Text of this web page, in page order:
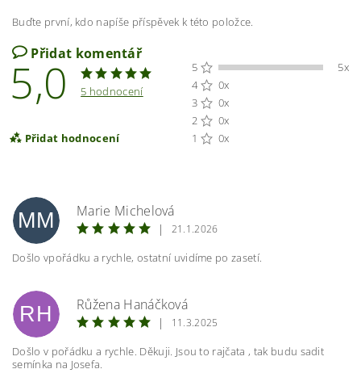
Buďte první, kdo napíše příspěvek k této položce.
Přidat komentář
5,0 5 hodnocení
Přidat hodnocení
5
5x
4
0x
3
0x
2
0x
1
0x
MM
Marie Michelová
|
21.1.2026
Došlo vpořádku a rychle, ostatní uvidíme po zasetí.
RH
Růžena Hanáčková
|
11.3.2025
Došlo v pořádku a rychle. Děkuji. Jsou to rajčata , tak budu sadit
semínka na Josefa.